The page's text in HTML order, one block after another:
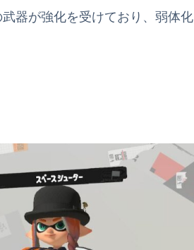
器が強化を受けており、弱体化